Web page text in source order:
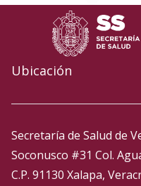
Ubicación
Secretaría de Salud de
Soconusco #31 Col.
C.P. 91130 Xalapa,